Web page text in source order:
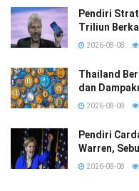
Pendiri
Triliun
2026-08-08
Thailand
dan
2026-08-08
Pendiri
Warren,
2026-08-08